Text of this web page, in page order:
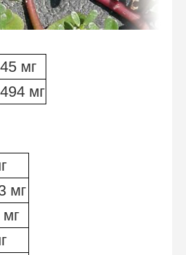
45 мг
494 мг
мг
мг